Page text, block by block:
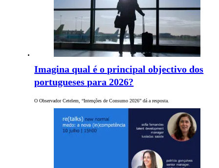
Imagina qual é o principal objectivo dos
portugueses para 2026?
O Observador Cetelem, “Intenções de Consumo 2026” dá a resposta.